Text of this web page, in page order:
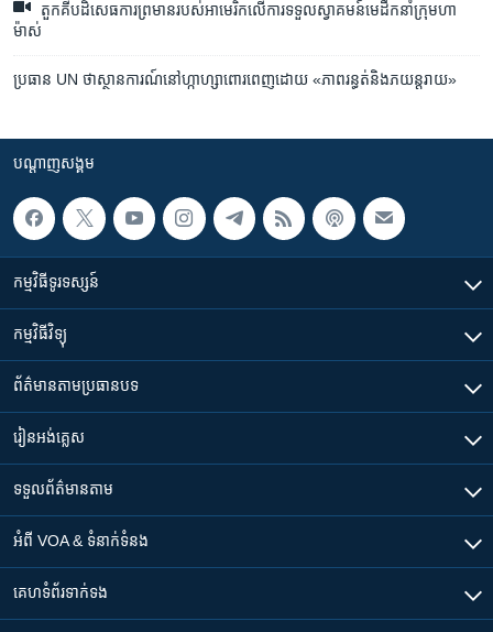
តួកគី​បដិសេធ​ការ​ព្រមាន​របស់​អាមេរិក​លើ​ការ​ទទួល​ស្វាគមន៍​មេដឹកនាំ​ក្រុម​ហា
ម៉ាស់
ប្រធាន UN ថា​ស្ថានការណ៍​នៅ​ហ្កាហ្សា​ពោរពេញ​ដោយ «ភាព​រន្ធត់​និង​ភយន្តរាយ»
បណ្តាញ​សង្គម
កម្មវិធី​ទូរទស្សន៍
កម្មវិធី​វិទ្យុ
ព័ត៌មាន​តាមប្រធានបទ​
រៀន​​អង់គ្លេស
ទទួល​ព័ត៌មាន​តាម
អំពី​ VOA & ទំនាក់ទំនង
គេហទំព័រ​​ទាក់ទង